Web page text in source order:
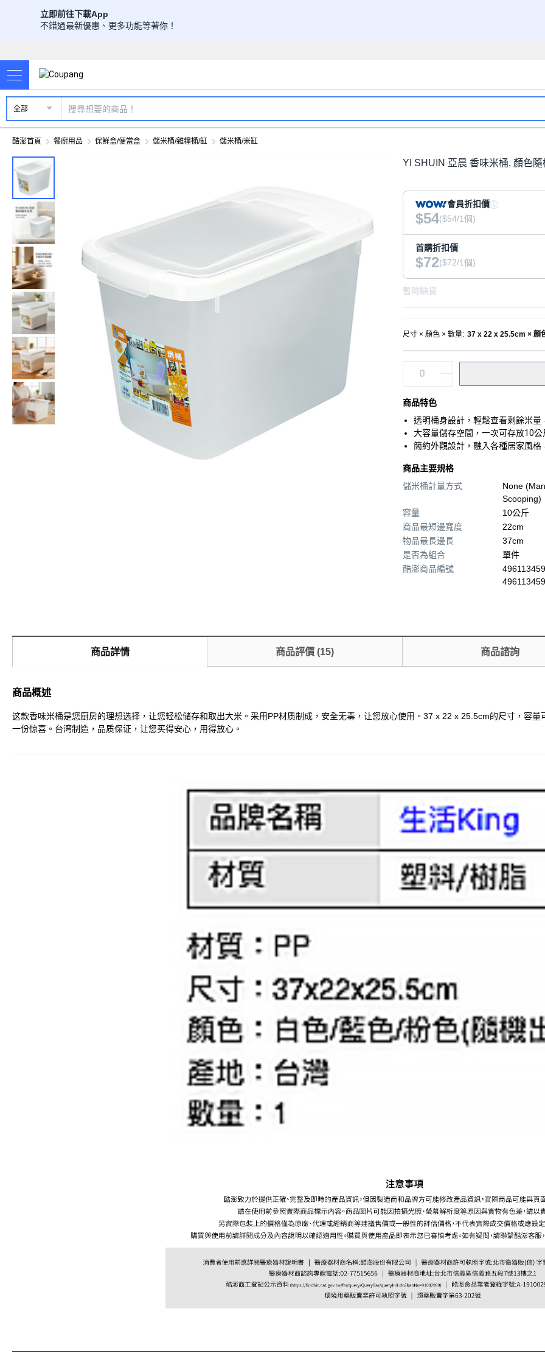
立即前往下載App
不錯過最新優惠、更多功能等著你！
全部
酷澎首頁 餐廚用品 保鮮盒/便當盒 儲米桶/雜糧桶/缸 儲米桶/米缸
YI SHUIN 亞晨 香味米桶, 顏色隨
會員折扣價
$54($54/1個)
首購折扣價
$72($72/1個)
暫時缺貨
尺寸 × 顏色 × 數量: 37 x 22 x 25.5cm × 顏
商品特色
透明桶身設計，輕鬆查看剩餘米量
大容量儲存空間，一次可存放10
簡約外觀設計，融入各種居家風格
商品主要規格
儲米桶計量方式
None
Scooping)
容量
10公斤
商品最短邊寬度
22cm
物品最長邊長
37cm
是否為組合
單件
酷澎商品編號
商品詳情 商品評價 (15) 商品諮詢
商品概述
这款香味米桶是您厨房的理想选择，让您轻松储存和取出大米。采用PP材质制成，安全无毒，让您放心使用。37 x 22 x 25.5cm的尺寸，容
一份惊喜。台湾制造，品质保证，让您买得安心，用得放心。